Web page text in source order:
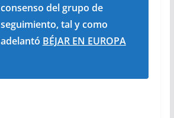
consenso del grupo de
seguimiento, tal y como
adelantó BÉJAR EN EUROPA